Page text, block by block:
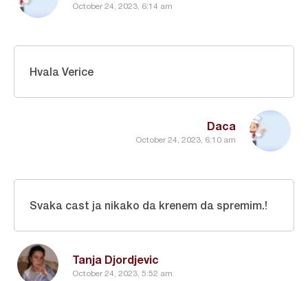
October 24, 2023, 6:14 am
Daca
October 24, 2023, 6:10 am
Hvala Verice
Tanja Djordjevic
October 24, 2023, 5:52 am
Svaka cast ja nikako da krenem da spremim.!